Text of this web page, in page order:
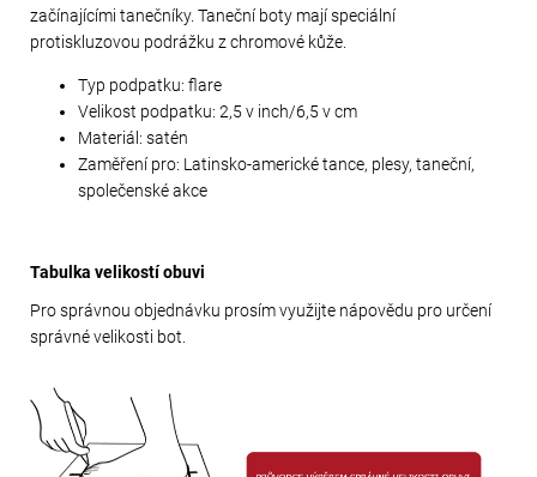
začínajícími tanečníky. Taneční boty mají speciální
protiskluzovou podrážku z chromové kůže.
Typ podpatku: flare
Velikost podpatku: 2,5 v inch/6,5 v cm
Materiál: satén
Zaměření pro: Latinsko-americké tance, plesy, taneční,
společenské akce
Tabulka velikostí obuvi
Pro správnou objednávku prosím využijte nápovědu pro určení
správné velikosti bot.